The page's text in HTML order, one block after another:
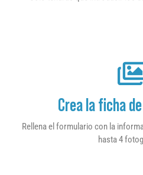
Crea la ficha
Rellena el formulario con la
hasta 4